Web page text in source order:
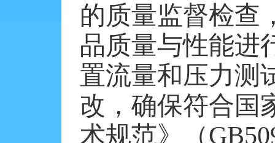
的质量监督检查
品质量与性能进
置流量和压力测
改，确保符合国
术规范》（